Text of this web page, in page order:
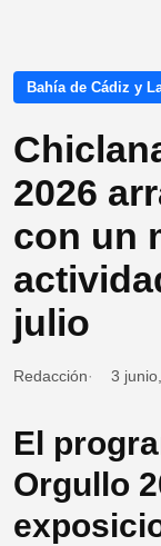
Bahía de Cádiz y
2026
con un
julio
Redacción 3
El
Orgullo